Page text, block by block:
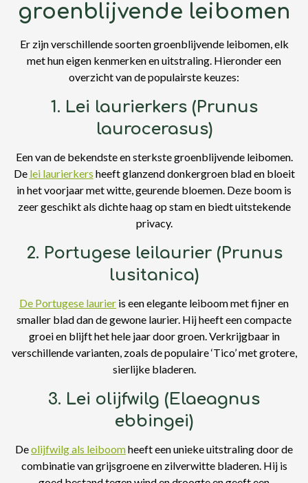
groenblijvende leibomen
Er zijn verschillende soorten groenblijvende leibomen, elk
met hun eigen kenmerken en uitstraling. Hieronder een
overzicht van de populairste keuzes:
1. Lei laurierkers (Prunus
laurocerasus)
Een van de bekendste en sterkste groenblijvende leibomen.
De lei laurierkers heeft glanzend donkergroen blad en bloeit
in het voorjaar met witte, geurende bloemen. Deze boom is
zeer geschikt als dichte haag op stam en biedt uitstekende
privacy.
2. Portugese leilaurier (Prunus
lusitanica)
De Portugese laurier is een elegante leiboom met fijner en
smaller blad dan de gewone laurier. Hij heeft een compacte
groei en blijft het hele jaar door groen. Verkrijgbaar in
verschillende varianten, zoals de populaire ‘Tico’ met grotere,
sierlijke bladeren.
3. Lei olijfwilg (Elaeagnus
ebbingei)
Deolijfwilg als leiboomheeft een unieke uitstraling door de
combinatie van grijsgroene en zilverwitte bladeren. Hij is